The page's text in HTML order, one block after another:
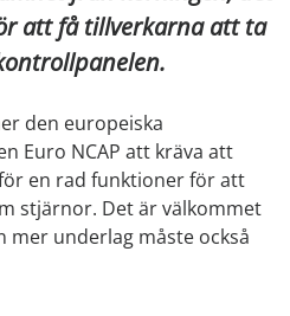
att få tillverkarna att ta
den europeiska
Euro NCAP att kräva att
en rad funktioner för att
stjärnor. Det är välkommet
mer underlag måste också